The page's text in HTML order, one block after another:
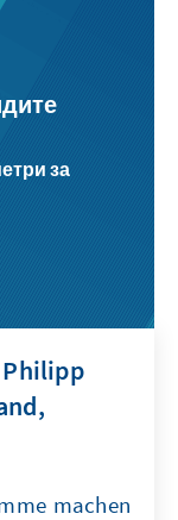
за
Philipp
machen